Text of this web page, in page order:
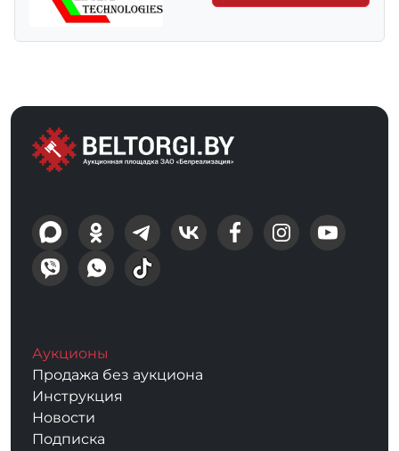
Аукционы
Продажа без аукциона
Инструкция
Новости
Подписка